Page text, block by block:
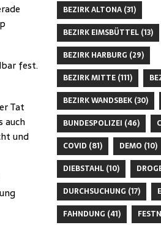
fest.
Tat
auch
und
BEZIRK ALTONA(31)
BEZIRK EIMSBÜTTEL(13)
BEZIRK HARBURG (29)
BEZIRK MITTE(111)
BEZIRK WANDSBEK(30)
BUNDESPOLIZEI (46)
COVID (81) DEMO (10)
DIEBSTAHL(10)
DURCHSUCHUNG (17)
FAHNDUNG (41)